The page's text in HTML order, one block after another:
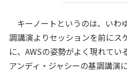
キーノートというのは、いわ
調講演よりセッションを前にス
に、AWSの姿勢がよく現れてい
アンディ・ジャシーの基調講演